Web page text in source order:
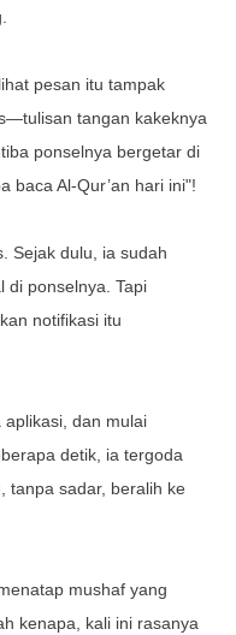
pesan itu tampak
tangan kakeknya
ponselnya bergetar di
baca Al-Qur’an hari ini"!
Sejak dulu, ia sudah
di ponselnya. Tapi
notifikasi itu
dan mulai
detik, ia tergoda
tanpa sadar, beralih ke
mushaf yang
kenapa, kali ini rasanya